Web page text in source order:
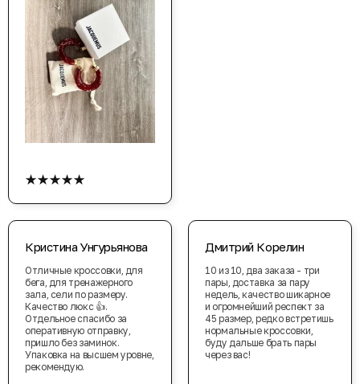
★★★★★
Кристина Унгурьянова
Отличные кроссовки, для
бега, для тренажерного
зала, сели по размеру.
Качество люкс 👍.
Отдельное спасибо за
оперативную отправку,
пришло без заминок.
Упаковка на высшем уровне,
рекомендую.
Дмитрий Корелин
10 из 10, два заказа - три
пары, доставка за пару
недель, качество шикарное
и огромнейший респект за
45 размер, редко встретишь
нормальные кроссовки,
буду дальше брать пары
через вас!